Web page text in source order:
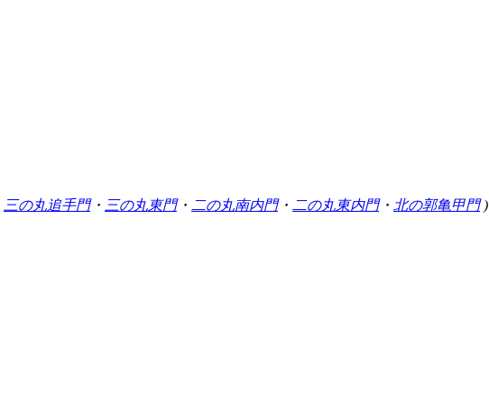
三の丸追手門・ 三の丸東門・ 二の丸南内門・ 二の丸東内門・ 北の郭亀甲門)